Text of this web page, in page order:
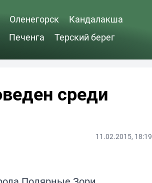
Оленегорск
Кандалакша
Печенга Терский берег
среди
11.02.2015, 18:19